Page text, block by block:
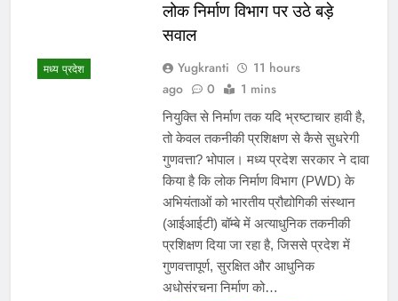
मध्य प्रदेश
लोक निर्माण विभाग पर उठे बड़े
सवाल
Yugkranti
11 hours
ago
0 1 mins
नियुक्ति से निर्माण तक यदि भ्रष्टाचार हावी है,
तो केवल तकनीकी प्रशिक्षण से कैसे सुधरेगी
गुणवत्ता? भोपाल। मध्य प्रदेश सरकार ने दावा
किया है कि लोक निर्माण विभाग (PWD) के
अभियंताओं को भारतीय प्रौद्योगिकी संस्थान
(आईआईटी) बॉम्बे में अत्याधुनिक तकनीकी
प्रशिक्षण दिया जा रहा है, जिससे प्रदेश में
गुणवत्तापूर्ण, सुरक्षित और आधुनिक
अधोसंरचना निर्माण को…